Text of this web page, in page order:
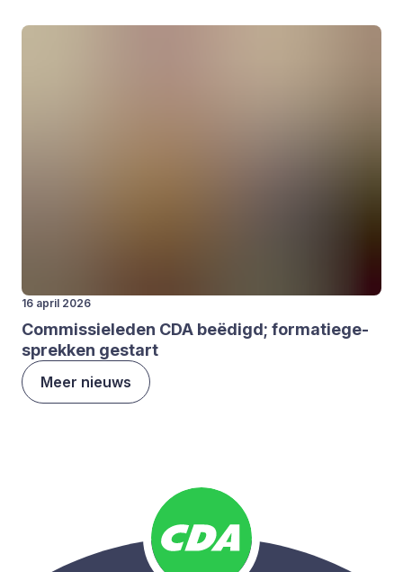
16 april 2026
Com­mis­sie­le­den CDA beë­digd; for­ma­tie­ge­
sprek­ken gestart
Meer nieuws